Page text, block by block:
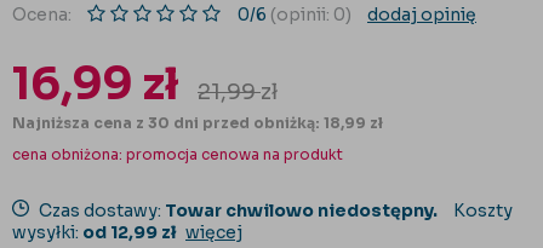
Ocena: 0/6 (opinii: 0) dodaj opinię
16,99 zł 21,99zł
Najniższa cena z 30 dni przed obniżką: 18,99 zł
cena obniżona: promocja cenowa na produkt
Czas dostawy: Towar chwilowo niedostępny.
Koszty
wysyłki: od 12,99 zł więcej